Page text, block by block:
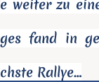
weiter zu
fand in
Rallye…